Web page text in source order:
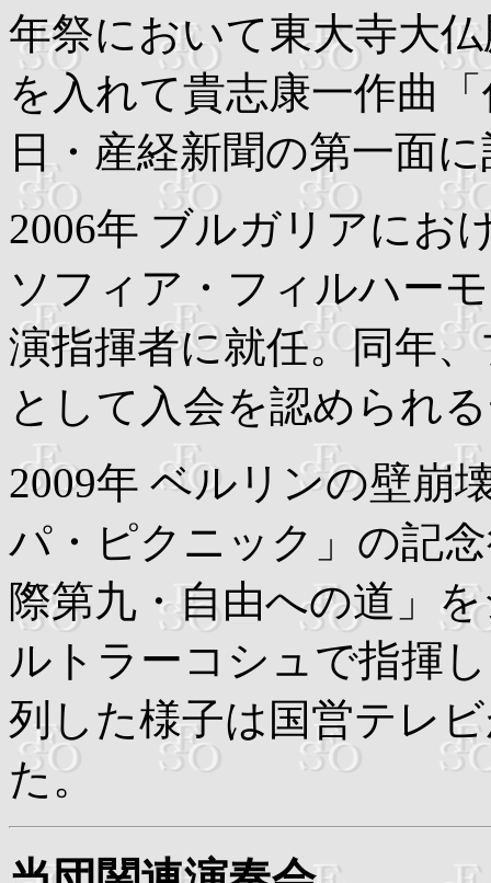
年祭において東大寺大
を入れて貴志康一作曲
日・産経新聞の第一面
2006年 ブルガリアにお
ソフィア・フィルハー
演指揮者に就任。同年
として入会を認められ
2009年 ベルリンの壁崩
パ・ピクニック」の記
際第九・自由への道」
ルトラーコシュで指揮
列した様子は国営テレ
た。